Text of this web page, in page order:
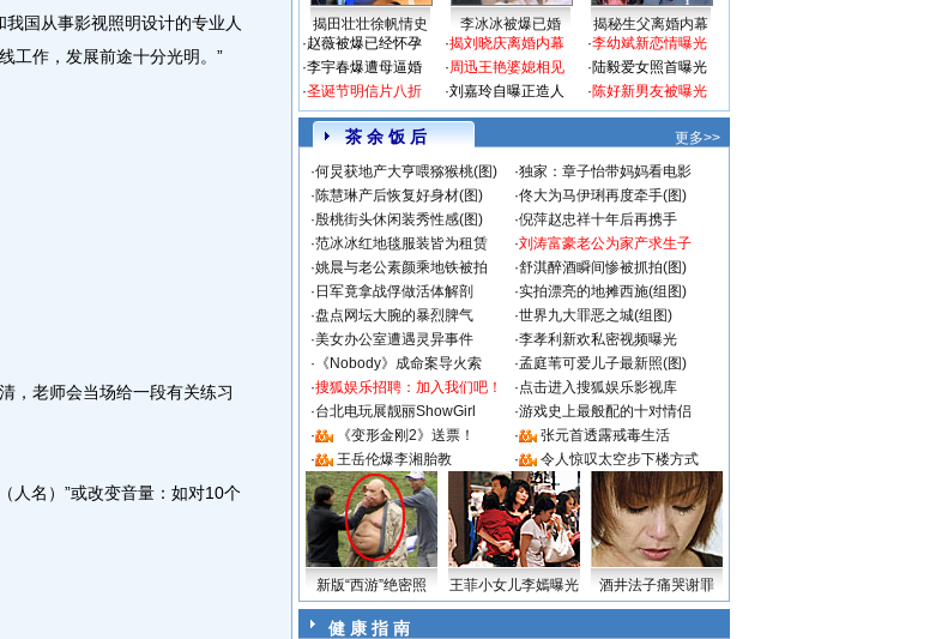
国从事影视照明设计的专业人
工作，发展前途十分光明。”
老师会当场给一段有关练习
名）”或改变音量：如对10个
揭田壮壮徐帆情史 李冰冰被爆已婚
揭秘生父离婚内幕
·赵薇被爆已经怀孕
·李宇春爆遭母逼婚
·圣诞节明信片八折
·揭刘晓庆离婚内幕
·周迅王艳婆媳相见
·刘嘉玲自曝正造人
·李幼斌新恋情曝光
·陆毅爱女照首曝光
·陈好新男友被曝光
茶 余 饭 后
更多>>
·何炅获地产大亨喂猕猴桃(图) ·独家：章子怡带妈妈看电影
·陈慧琳产后恢复好身材(图) ·佟大为马伊琍再度牵手(图)
·殷桃街头休闲装秀性感(图) ·倪萍赵忠祥十年后再携手
·范冰冰红地毯服装皆为租赁 ·刘涛富豪老公为家产求生子
·姚晨与老公素颜乘地铁被拍 ·舒淇醉酒瞬间惨被抓拍(图)
· 日军竟拿战俘做活体解剖 ·实拍漂亮的地摊西施(组图)
·盘点网坛大腕的暴烈脾气 ·世界九大罪恶之城(组图)
·美女办公室遭遇灵异事件 ·李孝利新欢私密视频曝光
· 《Nobody》成命案导火索 ·孟庭苇可爱儿子最新照(图)
·搜狐娱乐招聘：加入我们吧！ ·点击进入搜狐娱乐影视库
·台北电玩展靓丽ShowGirl ·游戏史上最般配的十对情侣
·
《变形金刚2》送票！ ·
张元首透露戒毒生活
·
王岳伦爆李湘胎教 · 令人惊叹太空步下楼方式
新版“西游”绝密照 王菲小女儿李嫣曝光 酒井法子痛哭谢罪
健 康 指 南